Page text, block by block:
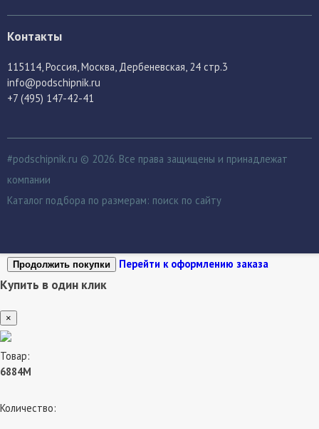
Контакты
115114 , Россия, Москва, Дербеневская, 24 стр.3
info@podschipnik.ru
+7 (495) 147-42-41
#podschipnik.ru © 2026. Все права защищены и принадлежат
компании
Каталог подбора по размерам: поиск по сайту
Продолжить покупки Перейти к оформлению заказа
Купить в один клик
×
Товар:
6884M
Количество: